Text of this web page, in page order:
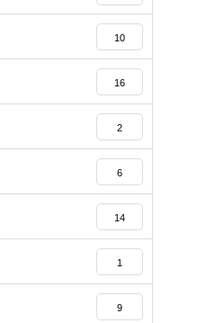
10
16
2
6
14
1
9